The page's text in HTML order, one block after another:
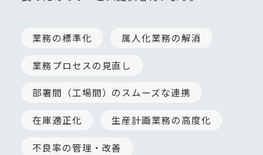
業務の標準化 属人化業務の解消
業務プロセスの見直し
部署間（工場間）のスムーズな連携
在庫適正化 生産計画業務の高度化
不良率の管理・改善